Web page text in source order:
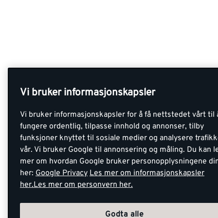
Vi bruker informasjonskapsler
Vi bruker informasjonskapsler for å få nettstedet vårt til
fungere ordentlig, tilpasse innhold og annonser, tilby
funksjoner knyttet til sosiale medier og analysere
vår. Vi bruker Google til annonsering og måling. Du kan
mer om hvordan Google bruker personopplysningene
her: Google Privacy Les mer om informasjonskapsler
her.Les mer om personvern her.
Godta alle